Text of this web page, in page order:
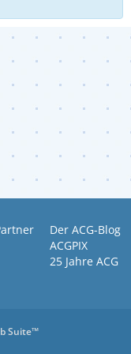
Der ACG-Blog
ACGPIX
25 Jahre ACG
Suite™